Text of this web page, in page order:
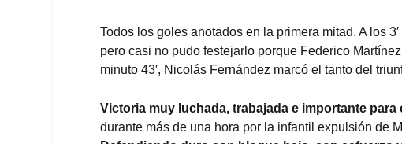
Todos los goles anotados en la primera mitad. A los
pero casi no pudo festejarlo porque Federico
minuto 43′, Nicolás Fernández marcó el tanto del
Victoria muy luchada, trabajada e importante para
durante más de una hora por la infantil expulsión de